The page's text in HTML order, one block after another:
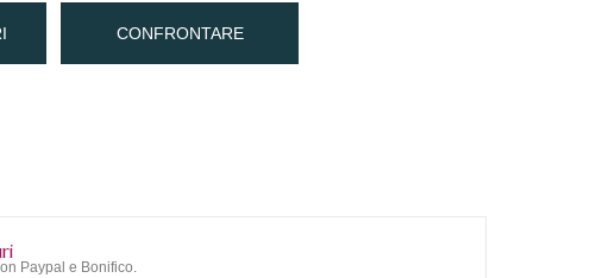
CONFRONTARE
Paypal e Bonifico.